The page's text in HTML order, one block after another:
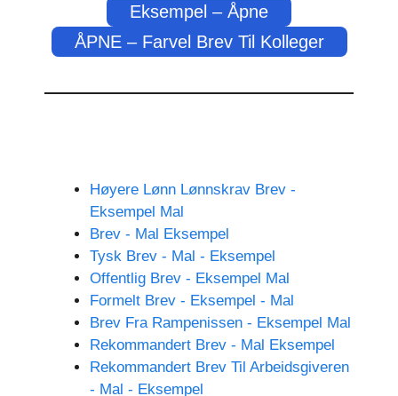
Eksempel – Åpne
ÅPNE – Farvel Brev Til Kolleger
Høyere Lønn Lønnskrav Brev -
Eksempel Mal
Brev - Mal Eksempel
Tysk Brev - Mal - Eksempel
Offentlig Brev - Eksempel Mal
Formelt Brev - Eksempel - Mal
Brev Fra Rampenissen - Eksempel Mal
Rekommandert Brev - Mal Eksempel
Rekommandert Brev Til Arbeidsgiveren
- Mal - Eksempel